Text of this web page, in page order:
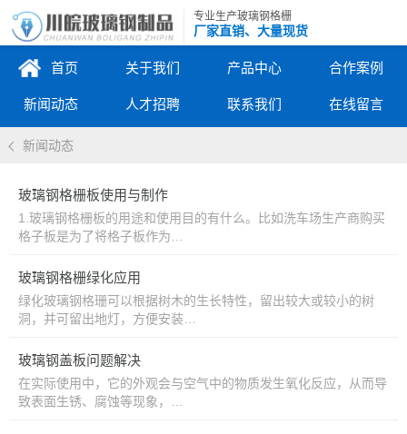
专业生产玻璃钢格栅
厂家直销、大量现货
首页 关于我们 产品中心 合作案例
新闻动态 人才招聘 联系我们 在线留言
新闻动态
玻璃钢格栅板使用与制作
1.玻璃钢格栅板的用途和使用目的有什么。比如洗车场生产商购买
格子板是为了将格子板作为…
玻璃钢格栅绿化应用
绿化玻璃钢格珊可以根据树木的生长特性，留出较大或较小的树
洞，并可留出地灯，方便安装…
玻璃钢盖板问题解决
在实际使用中，它的外观会与空气中的物质发生氧化反应，从而导
致表面生锈、腐蚀等现象，…